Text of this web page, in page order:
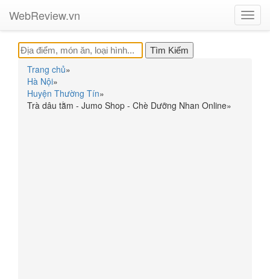
WebReview.vn
Trang chủ»
Hà Nội»
Huyện Thường Tín»
Trà dâu tằm - Jumo Shop - Chè Dưỡng Nhan Online»